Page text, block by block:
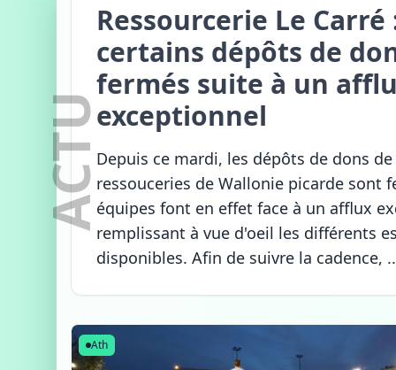
ACTU
Ressourcerie Le Carré
certains dépôts de
fermés suite à un
exceptionnel
Depuis ce mardi, les dépôts de dons
ressouceries de Wallonie picarde sont
équipes font en effet face à un afflux
remplissant à vue d'oeil les différents
disponibles. Afin de suivre la cadence,
Ath